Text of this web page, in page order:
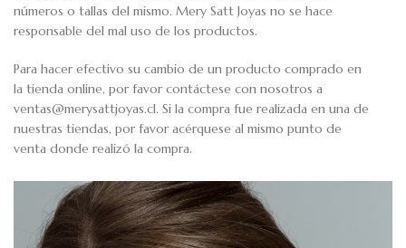
números o tallas del mismo. Mery Satt Joyas no se hace
responsable del mal uso de los productos.
Para hacer efectivo su cambio de un producto comprado en
la tienda online, por favor contáctese con nosotros a
ventas@merysattjoyas.cl. Si la compra fue realizada en una de
nuestras tiendas, por favor acérquese al mismo punto de
venta donde realizó la compra.